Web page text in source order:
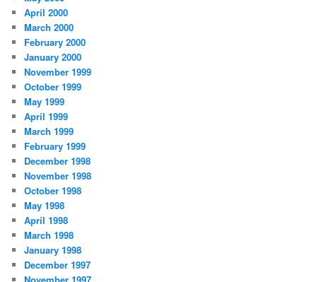
April 2000
March 2000
February 2000
January 2000
November 1999
October 1999
May 1999
April 1999
March 1999
February 1999
December 1998
November 1998
October 1998
May 1998
April 1998
March 1998
January 1998
December 1997